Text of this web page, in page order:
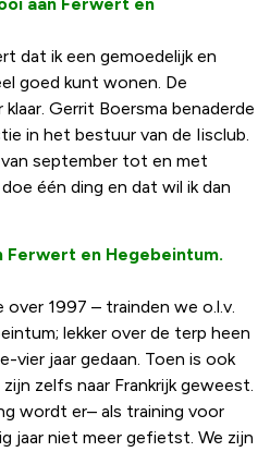
dat ik een gemoedelijk en
goed kunt wonen. De
Gerrit Boersma benaderde
in het bestuur van de Iisclub.
september tot en met
één ding en dat wil ik dan
Ferwert en Hegebeintum.
over 1997 – trainden we o.l.v.
lekker over de terp heen
vier jaar gedaan. Toen is ook
zelfs naar Frankrijk geweest.
wordt er– als training voor
jaar niet meer gefietst. We zijn